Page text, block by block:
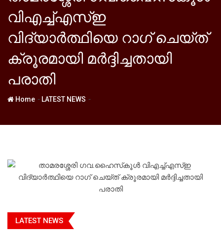
വിഎച്ച്എസ്ഇ
വിദ്യാര്‍ത്ഥിയെ റാഗ് ചെയ്ത്
ക്രൂരമായി മര്‍ദ്ദിച്ചതായി
പരാതി
Home - LATEST NEWS -
LATEST NEWS